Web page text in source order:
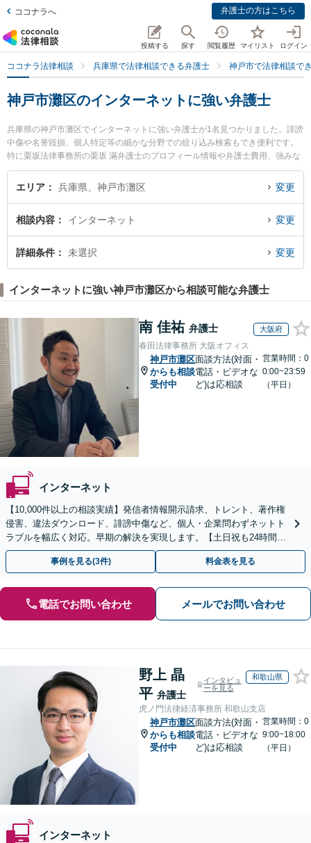
ココナラへ 弁護士の方はこちら
投稿する 探す 閲覧履歴 マイリスト ログイン
ココナラ法律相談 兵庫県で法律相談できる弁護士 神戸市で法律相談で
神戸市灘区のインターネットに強い弁護士
兵庫県の神戸市灘区でインターネットに強い弁護士が1名見つかりました。誹謗
中傷や名誉毀損、個人特定等の細かな分野での絞り込み検索もでき便利です。
特に栗坂法律事務所の栗坂 滿弁護士のプロフィール情報や弁護士費用、強みな
どが注目されています。『神戸市灘区で土日や夜間に発生したインターネット
のトラブルを今すぐに弁護士に相談したい』『インターネットのトラブル解決
者さんにおすすめです。
エリア 兵庫県、神戸市灘区 変更
相談内容 インターネット 変更
詳細条件 未選択 変更
インターネットに強い神戸市灘区から相談可能な弁護士
南 佳祐 弁護士 大阪府
春田法律事務所 大阪オフィス
神戸市灘区
からも相談
受付中
面談方法(対面・
電話・ビデオな
ど)は応相談
営業時間：0
0:00~23:59
（平日）
インターネット
【10,000件以上の相談実績】発信者情報開示請求、トレント、著作権
侵害、違法ダウンロード、誹謗中傷など、個人・企業問わずネットト
ラブルを幅広く対応。早期の解決を実現します。【土日祝も24時間受
付／初回相談無料】
事例を見る(3件) 料金表を見る
電話でお問い合わせ メールでお問い合わせ
野上 晶
平 弁護士
インタビュ
ーを見る
和歌山県
虎ノ門法律経済事務所 和歌山支店
神戸市灘区
からも相談
受付中
面談方法(対面・
電話・ビデオな
ど)は応相談
営業時間：0
9:00~18:00
（平日）
インターネット